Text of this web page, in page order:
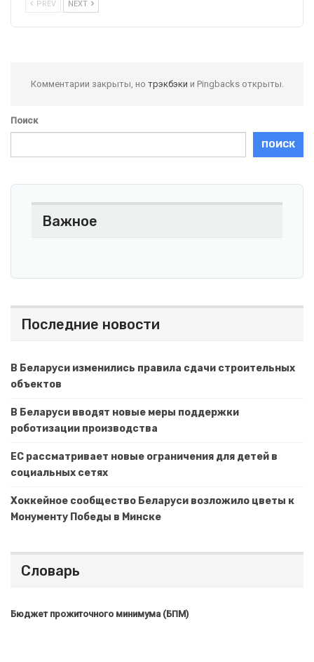
PREV NEXT
Комментарии закрыты, но трэкбэки и Pingbacks открыты.
Поиск
ПОИСК
Важное
Последние новости
В Беларуси изменились правила сдачи строительных
объектов
В Беларуси вводят новые меры поддержки
роботизации производства
ЕС рассматривает новые ограничения для детей в
социальных сетях
Хоккейное сообщество Беларуси возложило цветы к
Монументу Победы в Минске
Словарь
Бюджет прожиточного минимума (БПМ)